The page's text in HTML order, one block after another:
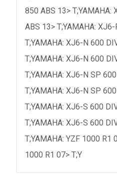
850 ABS 13> T;YAMAHA:
ABS 13> T;YAMAHA:
T;YAMAHA: XJ6-N 600
T;YAMAHA: XJ6-N 600
T;YAMAHA: XJ6-N SP
T;YAMAHA: XJ6-N SP
T;YAMAHA: XJ6-S 600
T;YAMAHA: XJ6-S 600
T;YAMAHA: YZF 1000 R1
1000 R1 07> T;Y